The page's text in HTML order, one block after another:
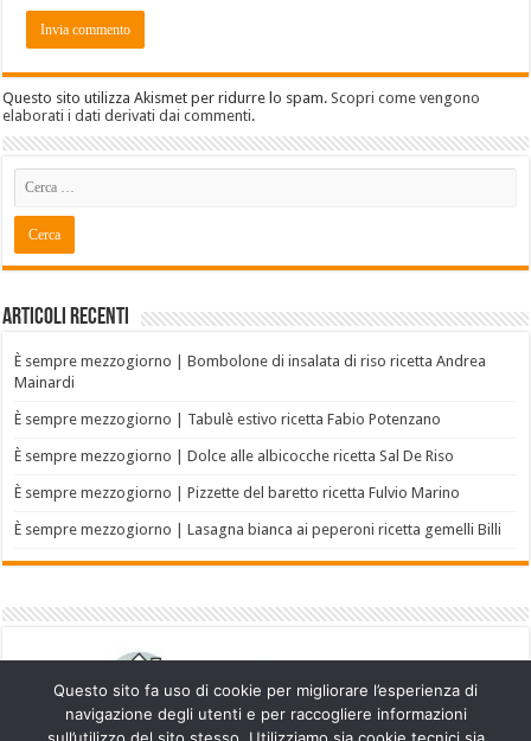
Questo sito utilizza Akismet per ridurre lo spam.Scopri come vengono
elaborati i dati derivati dai commenti.
Articoli recenti
È sempre mezzogiorno | Bombolone di insalata di riso ricetta Andrea
Mainardi
È sempre mezzogiorno | Tabulè estivo ricetta Fabio Potenzano
È sempre mezzogiorno | Dolce alle albicocche ricetta Sal De Riso
È sempre mezzogiorno | Pizzette del baretto ricetta Fulvio Marino
È sempre mezzogiorno | Lasagna bianca ai peperoni ricetta gemelli Billi
Questo sito fa uso di cookie per migliorare l’esperienza di
navigazione degli utenti e per raccogliere informazioni